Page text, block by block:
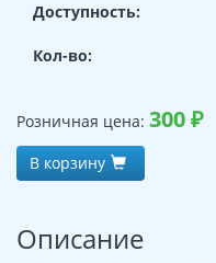
Доступность:
Кол-во:
Розничная цена: 300₽
В корзину
Описание